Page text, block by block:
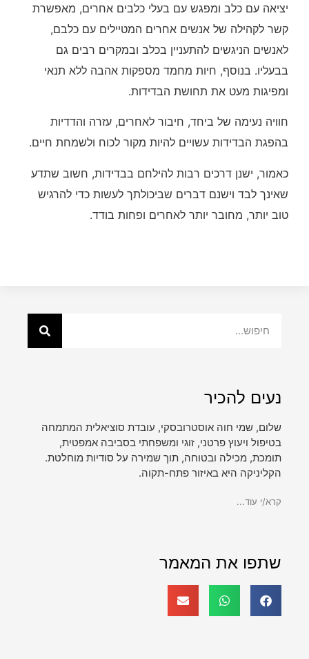
יציאה עם כלב ומפגש עם בעלי כלבים אחרים, מאפשרת
קשר לקהילה של אנשים אחרים המטיילים עם כלבם,
לאנשים הניגשים להתעניין בכלב ובמקרים רבים גם
בבעליו. בנוסף, חיות מחמד מספקות אהבה ללא תנאי
ומפיגות מעט את תחושת הבדידות.
חוויה נעימה של ביחד, חיבור לאחרים, עזרה והדדיות
בהפגת הבדידות עשויים להיות מקור לכוח ולשמחת חיים.
כאמור, ישנן דרכים רבות להילחם בבדידות, חשוב שתדע
שאינך לבד וישנם דברים שביכולתך לעשות כדי להרגיש
טוב יותר, מחובר יותר לאחרים ופחות בודד.
נעים להכיר
שלום, שמי חוה אוסטרובסקי, עובדת סוציאלית המתמחה
בטיפול ויעוץ פרטני, זוגי ומשפחתי בסביבה אמפטית,
תומכת, מכילה ובטוחה, תוך שמירה על סודיות מוחלטת.
הקליניקה היא באיזור פתח-תקוה.
קרא/י עוד...
שתפו את המאמר